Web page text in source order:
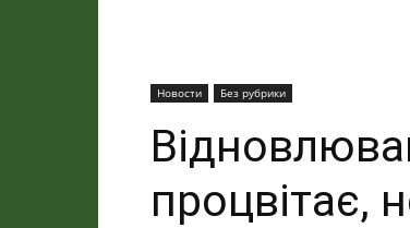
Новости Без рубрики
процвітає,